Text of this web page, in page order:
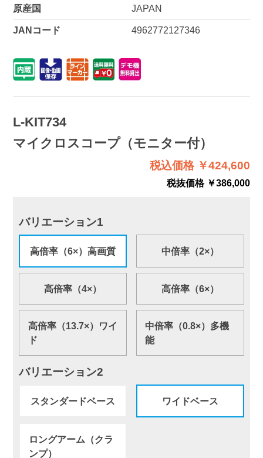
原産国 JAPAN
JANコード 4962772127346
L-KIT734
マイクロスコープ（モニター付）
税込価格 ￥424,600
税抜価格 ￥386,000
バリエーション1
高倍率（6×）高画質 中倍率（2×）
高倍率（4×） 高倍率（6×）
高倍率（13.7×）ワイ
ド
中倍率（0.8×）多機
能
バリエーション2
スタンダードベース ワイドベース
ロングアーム（クラ
ンプ）